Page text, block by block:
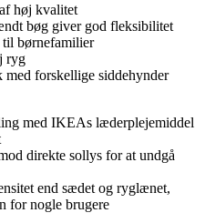
høj kvalitet
bøg giver god fleksibilitet
børnefamilier
ryg
forskellige siddehynder
med IKEAs læderplejemiddel
direkte sollys for at undgå
end sædet og ryglænet,
for nogle brugere